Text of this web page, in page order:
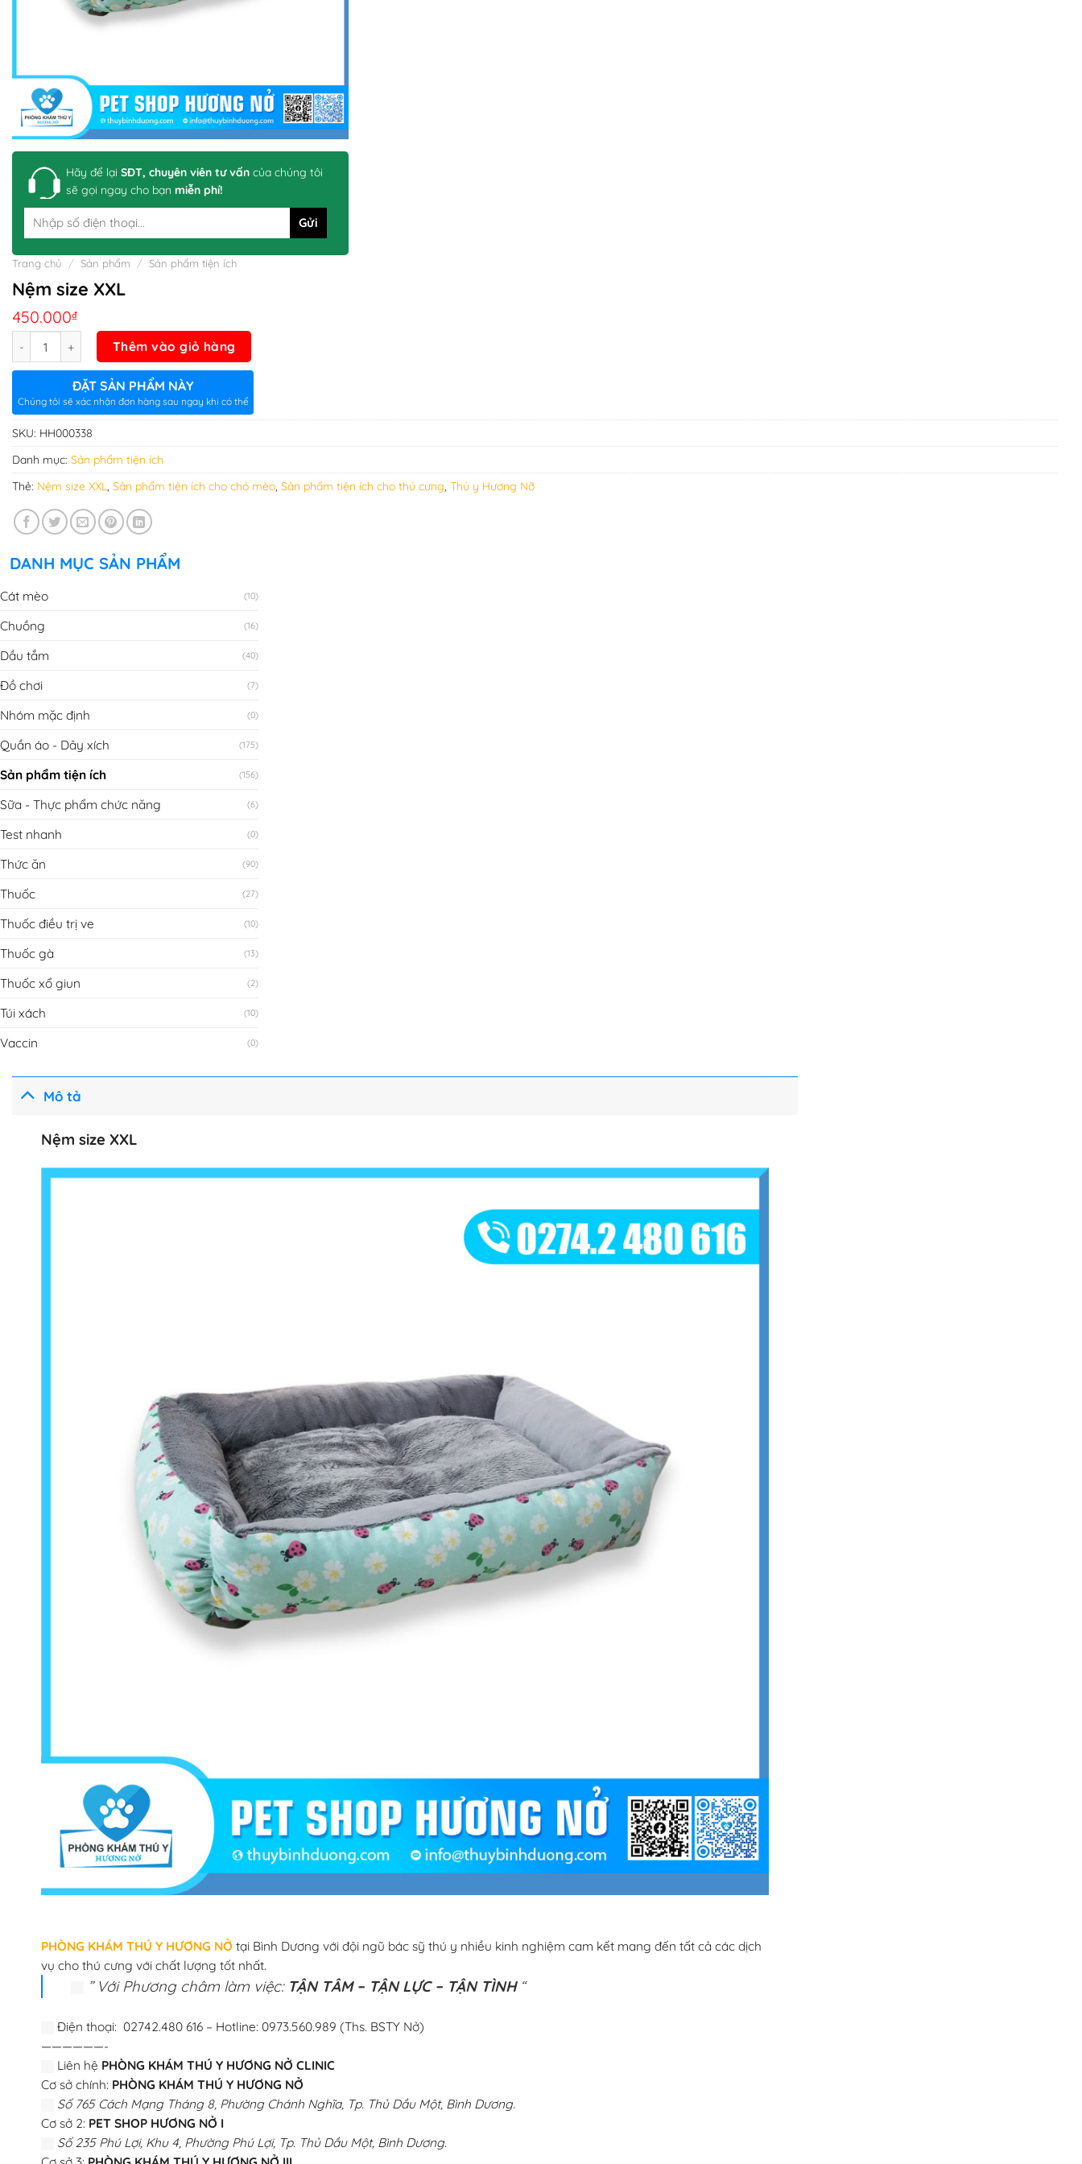
Hãy để lại SĐT, chuyên viên tư vấn của chúng tôi
sẽ gọi ngay cho bạn miễn phí!
Trang chủ / Sản phẩm / Sản phẩm tiện ích
Nệm size XXL
450.000₫
Thêm vào giỏ hàng
ĐẶT SẢN PHẨM NÀY
Chúng tôi sẽ xác nhận đơn hàng sau ngay khi có thể
SKU: HH000338
Danh mục: Sản phẩm tiện ích
Thẻ: Nệm size XXL, Sản phẩm tiện ích cho chó mèo, Sản phẩm tiện ích cho thú cưng, Thú y Hương Nỡ
DANH MỤC SẢN PHẨM
Cát mèo (10)
Chuồng (16)
Dầu tắm (40)
Đồ chơi (7)
Nhóm mặc định (0)
Quần áo - Dây xích (175)
Sản phẩm tiện ích (156)
Sữa - Thực phẩm chức năng (6)
Test nhanh (0)
Thức ăn (90)
Thuốc (27)
Thuốc điều trị ve (10)
Thuốc gà (13)
Thuốc xổ giun (2)
Túi xách (10)
Vaccin (0)
Mô tả
Nệm size XXL
PHÒNG KHÁM THÚ Y HƯƠNG NỞtại Bình Dương với đội ngũ bác sỹ thú y nhiều kinh nghiệm cam kết mang đến tất cả các dịch
vụ cho thú cưng với chất lượng tốt nhất.
” Với Phương châm làm việc: TẬN TÂM – TẬN LỰC – TẬN TÌNH“
Điện thoại: 02742.480 616 – Hotline: 0973.560.989 (Ths. BSTY Nở)
——————-
Liên hệ PHÒNG KHÁM THÚ Y HƯƠNG NỞ CLINIC
Cơ sở chính: PHÒNG KHÁM THÚ Y HƯƠNG NỞ
Số 765 Cách Mạng Tháng 8, Phường Chánh Nghĩa, Tp. Thủ Dầu Một, Bình Dương.
Cơ sở 2: PET SHOP HƯƠNG NỞ I
Số 235 Phú Lợi, Khu 4, Phường Phú Lợi, Tp. Thủ Dầu Một, Bình Dương.